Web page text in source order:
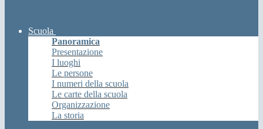
Scuola
Panoramica
Presentazione
I luoghi
Le persone
I numeri della scuola
Le carte della scuola
Organizzazione
La storia